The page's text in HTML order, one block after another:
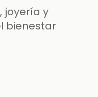
joyería y
bienestar